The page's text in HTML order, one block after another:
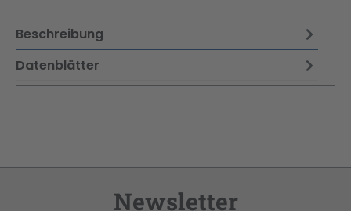
Beschreibung
Datenblätter
Newsletter